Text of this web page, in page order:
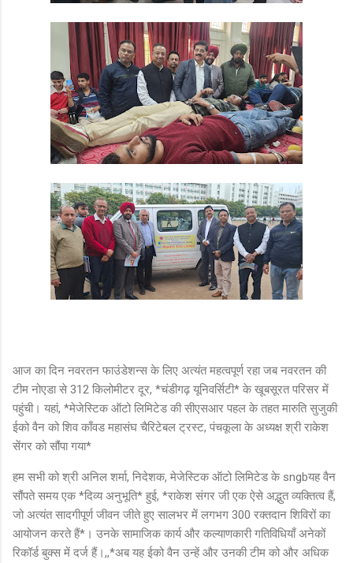
आज का दिन नवरतन फाउंडेशन्स के लिए अत्यंत महत्वपूर्ण रहा जब नवरतन की
टीम नोएडा से 312 किलोमीटर दूर, *चंडीगढ़ यूनिवर्सिटी* के खूबसूरत परिसर में
पहुंची। यहां, *मेजेस्टिक ऑटो लिमिटेड की सीएसआर पहल के तहत मारुति सुजुकी
ईको वैन को शिव काँवड महासंघ चैरिटेबल ट्रस्ट, पंचकूला के अध्यक्ष श्री राकेश
सेंगर को सौंपा गया*
हम सभी को श्री अनिल शर्मा, निदेशक, मेजेस्टिक ऑटो लिमिटेड के sngbयह वैन
सौंपते समय एक *दिव्य अनुभूति* हुई, *राकेश संगर जी एक ऐसे अद्भुत व्यक्तित्व हैं,
जो अत्यंत सादगीपूर्ण जीवन जीते हुए सालभर में लगभग 300 रक्तदान शिविरों का
आयोजन करते हैं*। उनके सामाजिक कार्य और कल्याणकारी गतिविधियाँ अनेकों
रिकॉर्ड बुक्स में दर्ज हैं।,,*अब यह ईको वैन उन्हें और उनकी टीम को और अधिक